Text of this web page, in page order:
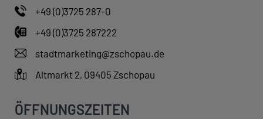
+49 (0)3725 287-0
+49 (0)3725 287222
stadtmarketing@zschopau.de
Altmarkt 2, 09405 Zschopau
ÖFFNUNGSZEITEN